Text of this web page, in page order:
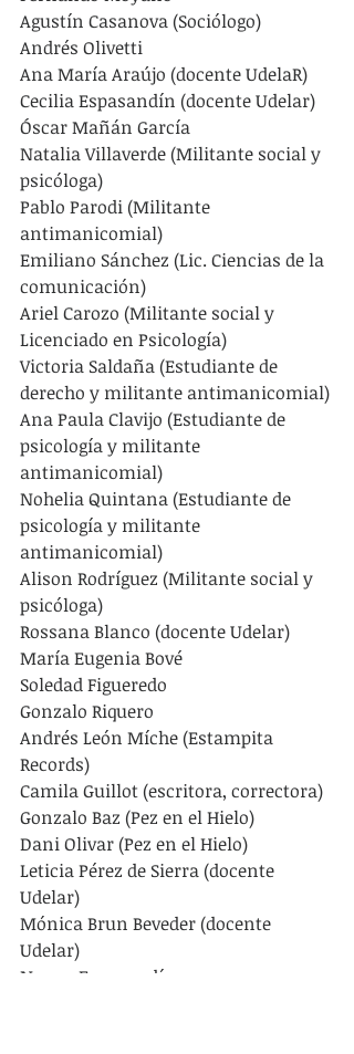
Agustín Casanova (Sociólogo)
Andrés Olivetti
Ana María Araújo (docente UdelaR)
Cecilia Espasandín (docente Udelar)
Óscar Mañán García
Natalia Villaverde (Militante social y
psicóloga)
Pablo Parodi (Militante
antimanicomial)
Emiliano Sánchez (Lic. Ciencias de la
comunicación)
Ariel Carozo (Militante social y
Licenciado en Psicología)
Victoria Saldaña (Estudiante de
derecho y militante antimanicomial)
Ana Paula Clavijo (Estudiante de
psicología y militante
antimanicomial)
Nohelia Quintana (Estudiante de
psicología y militante
antimanicomial)
Alison Rodríguez (Militante social y
psicóloga)
Rossana Blanco (docente Udelar)
María Eugenia Bové
Soledad Figueredo
Gonzalo Riquero
Andrés León Míche (Estampita
Records)
Camila Guillot (escritora, correctora)
Gonzalo Baz (Pez en el Hielo)
Dani Olivar (Pez en el Hielo)
Leticia Pérez de Sierra (docente
Udelar)
Mónica Brun Beveder (docente
Udelar)
Nancy Espasandín